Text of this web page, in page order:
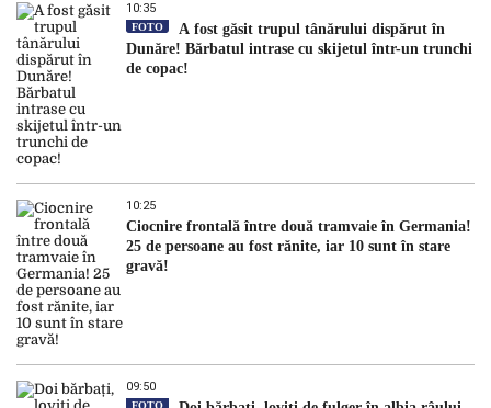
10:35
FOTO
A fost găsit trupul tânărului dispărut în
Dunăre! Bărbatul intrase cu skijetul într-un trunchi
de copac!
10:25
Ciocnire frontală între două tramvaie în Germania!
25 de persoane au fost rănite, iar 10 sunt în stare
gravă!
09:50
FOTO